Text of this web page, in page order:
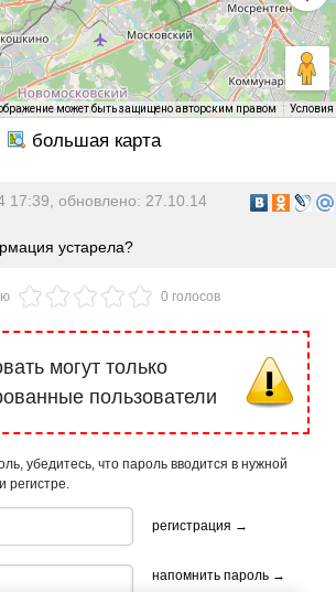
может быть защищено авторским правом Условия
17:39, обновлено: 27.10.14
устарела?
0 голосов
могут только
пользователи
убедитесь, что пароль вводится в нужной
регистре.
регистрация →
напомнить пароль →